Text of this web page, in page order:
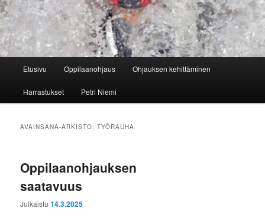
Etusivu Oppilaanohjaus Ohjauksen kehittäminen
Harrastukset Petri Niemi
AVAINSANA-ARKISTO:TYÖRAUHA
Oppilaanohjauksen
saatavuus
Julkaistu14.3.2025